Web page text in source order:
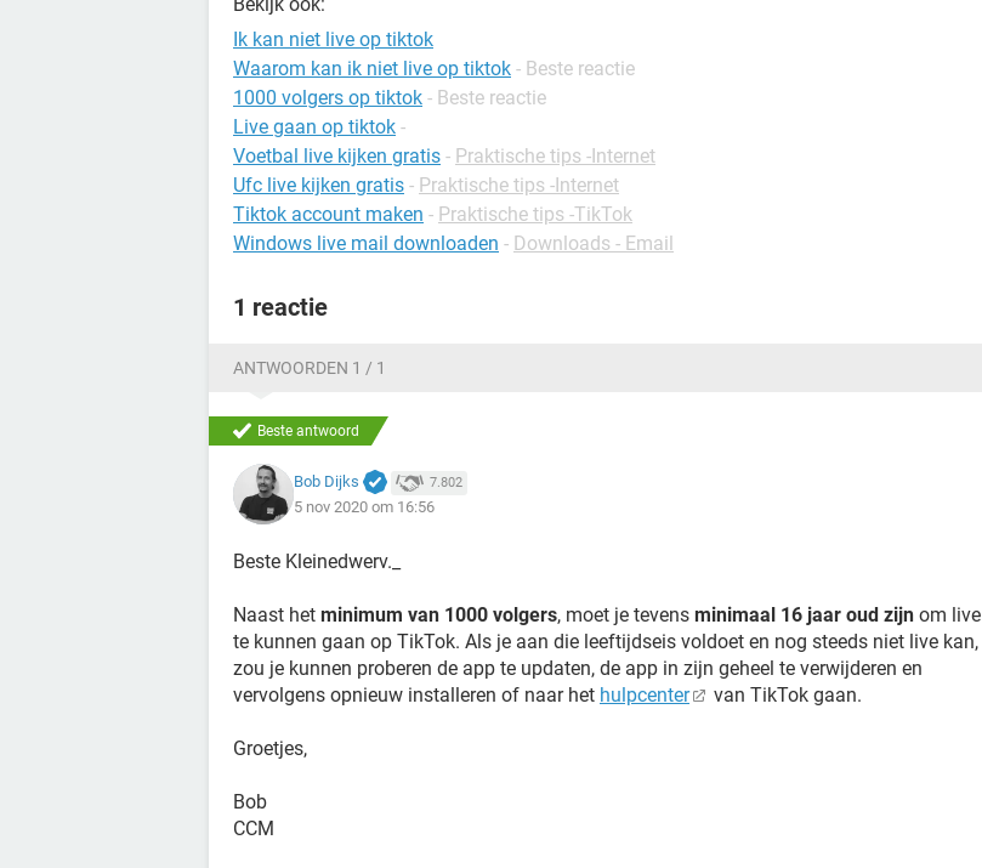
Ik kan niet live op tiktok
Waarom kan ik niet live op tiktok - Beste reactie
1000 volgers op tiktok - Beste reactie
Live gaan op tiktok -
Voetbal live kijken gratis - Praktische tips -Internet
Ufc live kijken gratis - Praktische tips -Internet
Tiktok account maken - Praktische tips -TikTok
Windows live mail downloaden - Downloads - Email
1 reactie
ANTWOORDEN 1 / 1
Beste antwoord
Bob Dijks 7.802
5 nov 2020 om 16:56
Beste Kleinedwerv._
Naast het minimum van 1000 volgers, moet je tevens minimaal 16 jaar oud zijn om live
te kunnen gaan op TikTok. Als je aan die leeftijdseis voldoet en nog steeds niet live kan,
zou je kunnen proberen de app te updaten, de app in zijn geheel te verwijderen en
vervolgens opnieuw installeren of naar het hulpcenter van TikTok gaan.
Groetjes,
Bob
CCM